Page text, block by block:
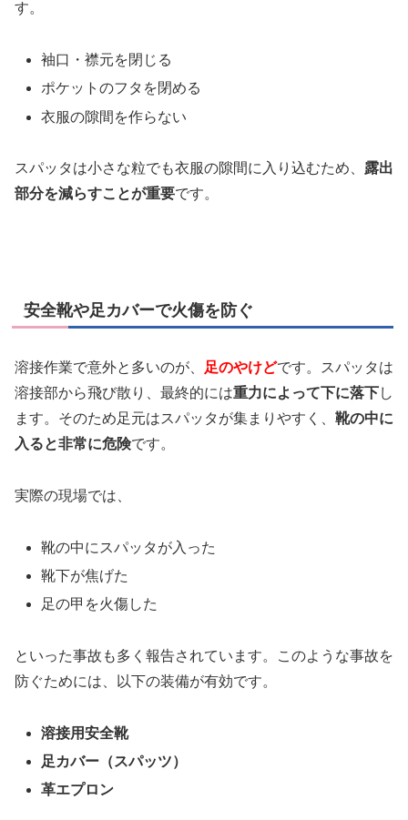
す。
袖口・襟元を閉じる
ポケットのフタを閉める
衣服の隙間を作らない
スパッタは小さな粒でも衣服の隙間に入り込むため、 露出
部分を減らすことが重要です。
安全靴や足カバーで火傷を防ぐ
溶接作業で意外と多いのが、 足のやけどです。スパッタは
溶接部から飛び散り、最終的には重力によって下に落下し
ます。そのため足元はスパッタが集まりやすく、 靴の中に
入ると非常に危険です。
実際の現場では、
靴の中にスパッタが入った
靴下が焦げた
足の甲を火傷した
といった事故も多く報告されています。このような事故を
防ぐためには、以下の装備が有効です。
溶接用安全靴
足カバー（スパッツ）
革エプロン